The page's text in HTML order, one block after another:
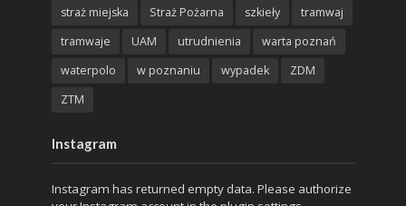
straż miejska
Straż Pożarna szkieły
tramwaj
tramwaje
UAM utrudnienia
warta poznań
waterpolo
w poznaniu wypadek
ZDM
ZTM
Instagram
Instagram has returned empty data. Please authorize